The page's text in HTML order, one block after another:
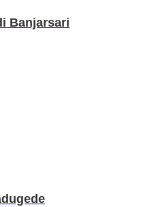
Banjarsari